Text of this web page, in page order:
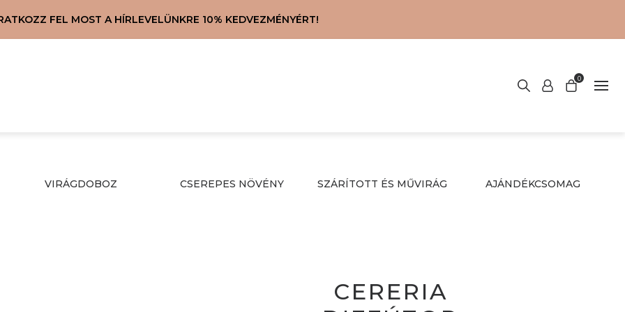
FEL MOST A HÍRLEVELÜNKRE 10% KEDVEZMÉNYÉRT!
0
VIRÁGDOBOZ CSEREPES NÖVÉNY SZÁRÍTOTT ÉS MŰVIRÁG AJÁNDÉKCSOMAG
CERERIA